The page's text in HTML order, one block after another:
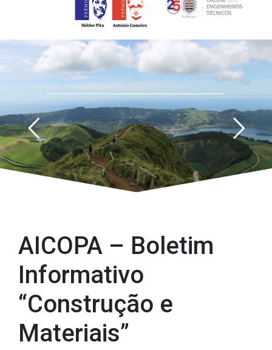
AICOPA – Boletim
Informativo
“Construção e
Materiais”